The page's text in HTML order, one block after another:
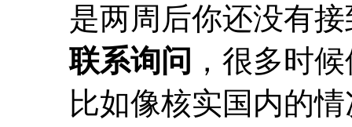
是两周后你还没有
联系询问 ，很多时
比如像核实国内的